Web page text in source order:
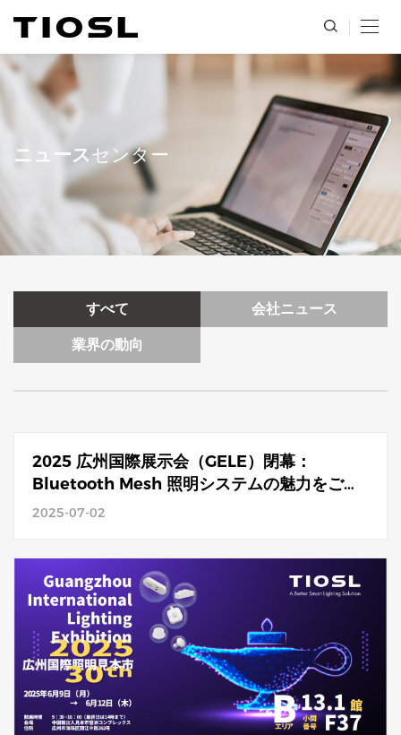
ニュースセンター
すべて 会社ニュース
業界の動向
2025 広州国際展示会（GELE）閉幕：
Bluetooth Mesh 照明システムの魅力をご紹
介
2025-07-02